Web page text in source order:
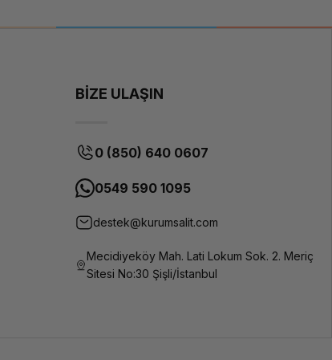
BİZE ULAŞIN
0 (850) 640 0607
0549 590 1095
destek@kurumsalit.com
Mecidiyeköy Mah. Lati Lokum Sok. 2. Meriç
Sitesi No:30 Şişli/İstanbul